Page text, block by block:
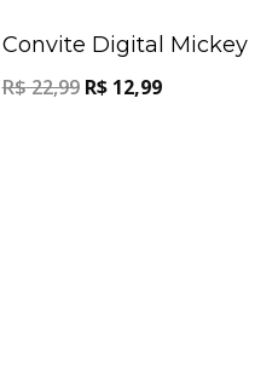
Convite Digital Mickey
R$22,99 R$12,99